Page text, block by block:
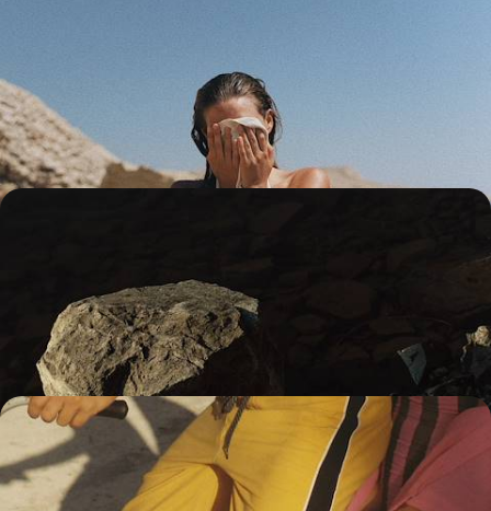
Partir de la maison avec la voiture familiale et embarquer pour un grand
voyage ensemble, par-delà les Alpes et jusqu'à la mer Adriatique
16 jours, de 3500 à 4700 €
De l’île de Vancouver à la Sunshine Coast, embarquer en famille pour
un road-trip estival entre forêts, plages blondes et bribes de Pacifique
14 jours, de 3900 à 5200 €
Îles légendaires, volcans et villas privées -
L’Indonésie active avec vos ados
Tous ensemble, arpenter Bali, crapahuter de plages en forêts et de